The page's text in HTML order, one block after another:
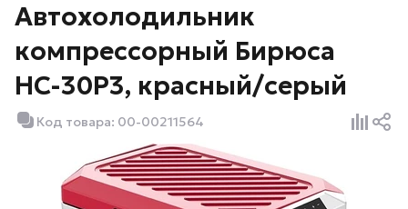
Автохолодильник
компрессорный Бирюса
НС-30Р3, красный/серый
Код товара: 00-00211564